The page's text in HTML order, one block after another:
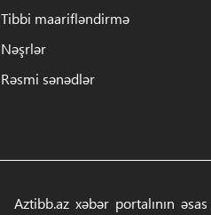
Tibbi maarifləndirmə
Nəşrlər
Rəsmi sənədlər
Aztibb.az xəbər portalının